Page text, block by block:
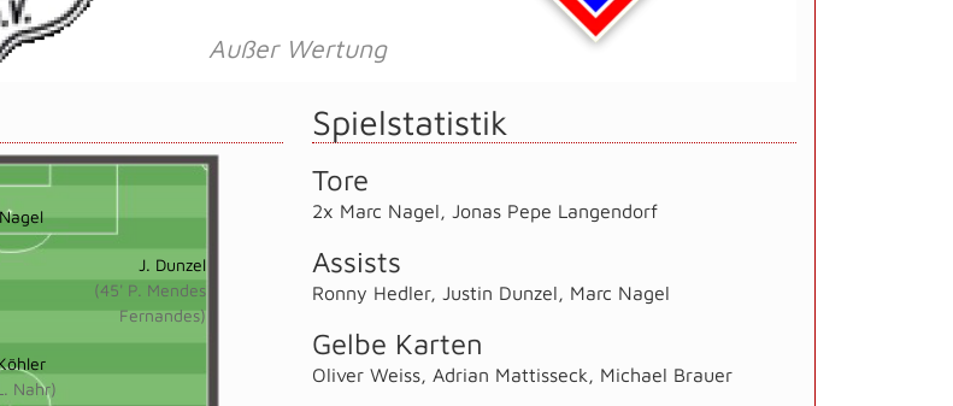
Außer Wertung
J. Dunzel
(45' P. Mendes
Fernandes)
Nahr)
Spielstatistik
Tore
2x Marc Nagel Jonas Pepe Langendorf
Assists
Ronny Hedler, Justin Dunzel Marc Nagel
Gelbe Karten
Oliver Weiss Adrian Mattisseck Michael Brauer